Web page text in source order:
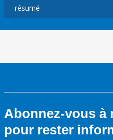
Abonnez-vous à
pour rester